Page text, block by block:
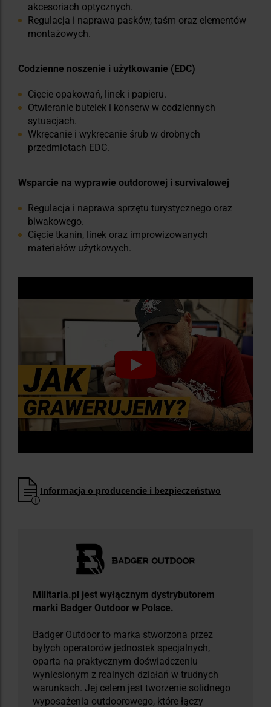
akcesoriach optycznych.
Regulacja i naprawa pasków, taśm oraz elementów
montażowych.
Codzienne noszenie i użytkowanie (EDC)
Cięcie opakowań, linek i papieru.
Otwieranie butelek i konserw w codziennych
sytuacjach.
Wkręcanie i wykręcanie śrub w drobnych
przedmiotach EDC.
Wsparcie na wyprawie outdorowej i survivalowej
Regulacja i naprawa sprzętu turystycznego oraz
biwakowego.
Cięcie tkanin, linek oraz improwizowanych
materiałów użytkowych.
Informacja o producencie i bezpieczeństwo
Militaria.pl jest wyłącznym dystrybutorem
marki Badger Outdoor w Polsce.
Badger Outdoor to marka stworzona przez
byłych operatorów jednostek specjalnych,
oparta na praktycznym doświadczeniu
wyniesionym z realnych działań w trudnych
warunkach. Jej celem jest tworzenie solidnego
wyposażenia outdoorowego, które łączy